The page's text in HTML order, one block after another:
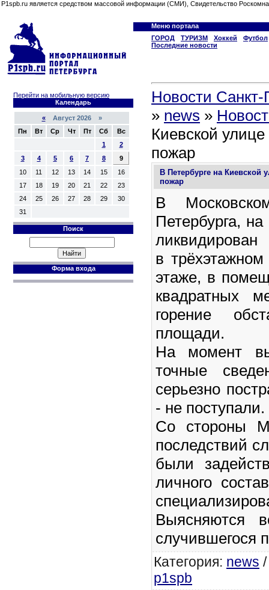
P1spb.ru является средством массовой информации (СМИ), Свидетельство
Меню портала
ГОРОД
ТУРИЗМ Хоккей
Футбол
Последние новости
Перейти на мобильную версию
Календарь
«Август 2026 »
Пн
Вт Ср Чт Пт Сб
Вс
1
2
3
4 5 6 7 8
9
10
11 12 13 14 15
16
17
18 19 20 21 22
23
24
25 26 27 28 29
30
31
Поиск
Форма входа
Новости Санкт-
» news »
Киевской
пожар
В Петербурге на Киевской
пожар
В
Петербурга,
в
этаже, в
квадратных
горение
площади.
На момент
точные
серьезно
- не поступали.
Со стороны
последствий
были
личного
Выясняются
случившегося
Категория: news
p1spb